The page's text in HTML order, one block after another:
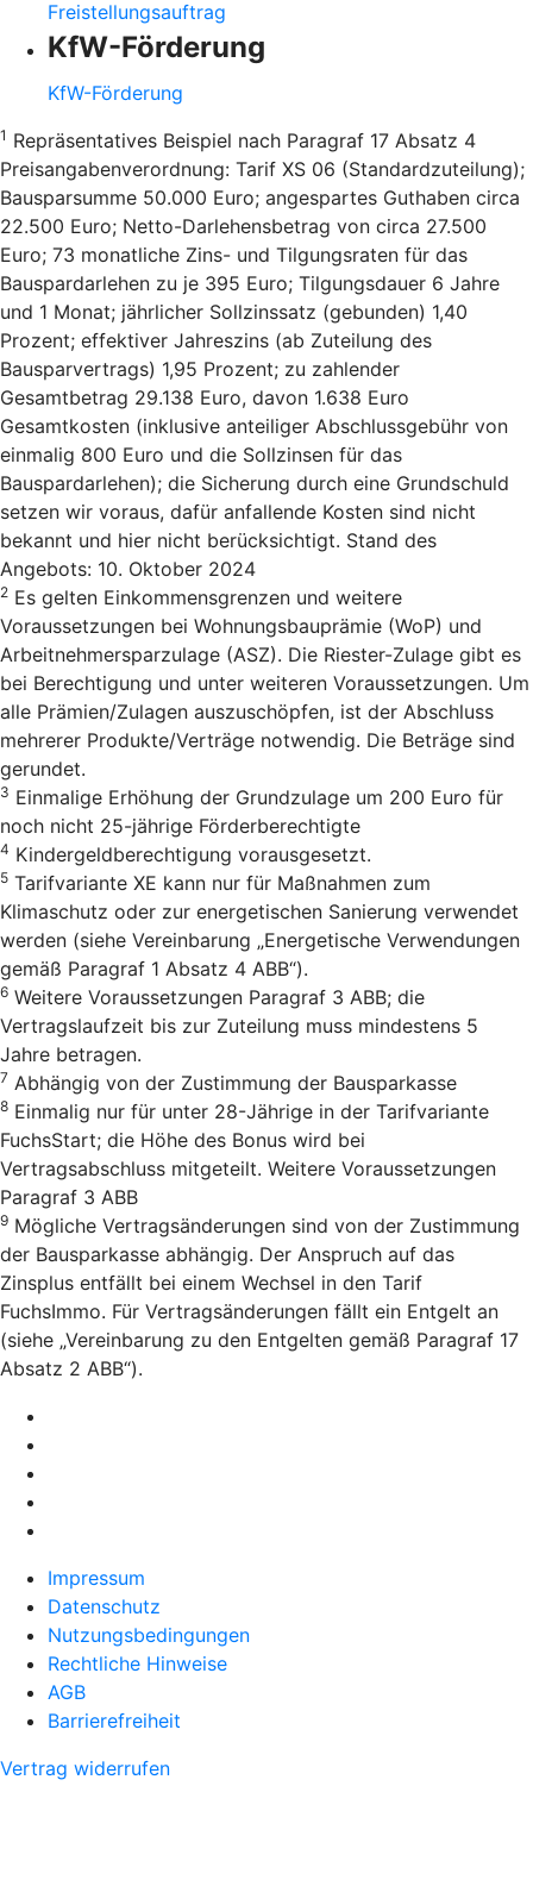
Freistellungsauftrag
KfW-Förderung
KfW-Förderung
1 Repräsentatives Beispiel nach Paragraf 17 Absatz 4
Preisangabenverordnung: Tarif XS 06 (Standardzuteilung);
Bausparsumme 50.000 Euro; angespartes Guthaben circa
22.500 Euro; Netto-Darlehensbetrag von circa 27.500
Euro; 73 monatliche Zins- und Tilgungsraten für das
Bauspardarlehen zu je 395 Euro; Tilgungsdauer 6 Jahre
und 1 Monat; jährlicher Sollzinssatz (gebunden) 1,40
Prozent; effektiver Jahreszins (ab Zuteilung des
Bausparvertrags) 1,95 Prozent; zu zahlender
Gesamtbetrag 29.138 Euro, davon 1.638 Euro
Gesamtkosten (inklusive anteiliger Abschlussgebühr von
einmalig 800 Euro und die Sollzinsen für das
Bauspardarlehen); die Sicherung durch eine Grundschuld
setzen wir voraus, dafür anfallende Kosten sind nicht
bekannt und hier nicht berücksichtigt. Stand des
Angebots: 10. Oktober 2024
2 Es gelten Einkommensgrenzen und weitere
Voraussetzungen bei Wohnungsbauprämie (WoP) und
Arbeitnehmersparzulage (ASZ). Die Riester-Zulage gibt es
bei Berechtigung und unter weiteren Voraussetzungen. Um
alle Prämien/Zulagen auszuschöpfen, ist der Abschluss
mehrerer Produkte/Verträge notwendig. Die Beträge sind
gerundet.
3 Einmalige Erhöhung der Grundzulage um 200 Euro für
noch nicht 25-jährige Förderberechtigte
4 Kindergeldberechtigung vorausgesetzt.
5 Tarifvariante XE kann nur für Maßnahmen zum
Klimaschutz oder zur energetischen Sanierung verwendet
werden (siehe Vereinbarung „Energetische Verwendungen
gemäß Paragraf 1 Absatz 4 ABB“).
6 Weitere Voraussetzungen Paragraf 3 ABB; die
Vertragslaufzeit bis zur Zuteilung muss mindestens 5
Jahre betragen.
7 Abhängig von der Zustimmung der Bausparkasse
8 Einmalig nur für unter 28-Jährige in der Tarifvariante
FuchsStart; die Höhe des Bonus wird bei
Vertragsabschluss mitgeteilt. Weitere Voraussetzungen
Paragraf 3 ABB
9 Mögliche Vertragsänderungen sind von der Zustimmung
der Bausparkasse abhängig. Der Anspruch auf das
Zinsplus entfällt bei einem Wechsel in den Tarif
FuchsImmo. Für Vertragsänderungen fällt ein Entgelt an
(siehe „Vereinbarung zu den Entgelten gemäß Paragraf 17
Absatz 2 ABB“).
Impressum
Datenschutz
Nutzungsbedingungen
Rechtliche Hinweise
AGB
Barrierefreiheit
Vertrag widerrufen